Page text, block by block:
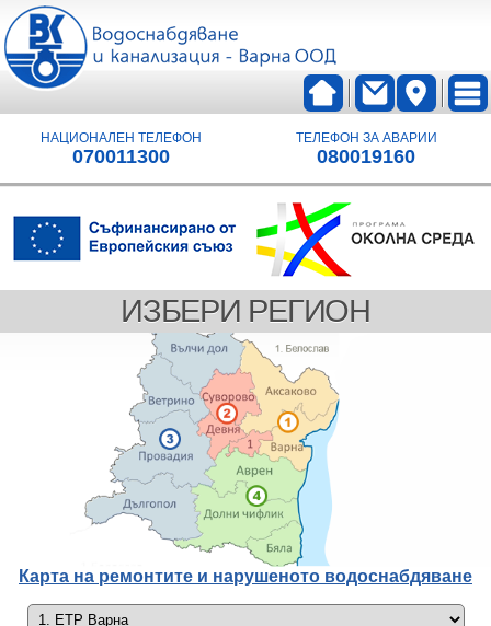
НАЦИОНАЛЕН ТЕЛЕФОН
070011300
ТЕЛЕФОН ЗА АВАРИИ
080019160
ИЗБЕРИ РЕГИОН
Карта на ремонтите и нарушеното водоснабдяване